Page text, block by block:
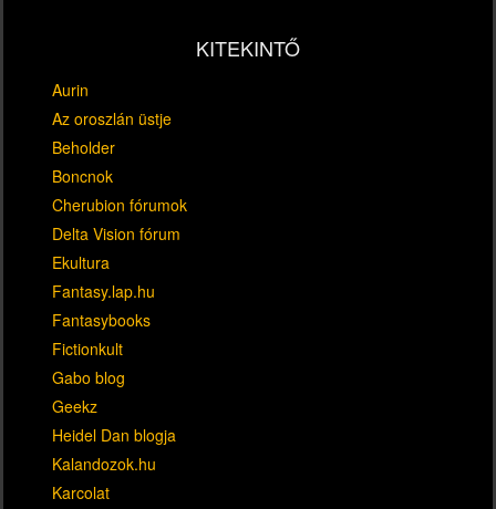
KITEKINTŐ
Aurin
Az oroszlán üstje
Beholder
Boncnok
Cherubion fórumok
Delta Vision fórum
Ekultura
Fantasy.lap.hu
Fantasybooks
Fictionkult
Gabo blog
Geekz
Heidel Dan blogja
Kalandozok.hu
Karcolat